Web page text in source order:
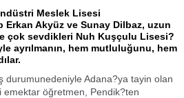
Meslek Lisesi
Akyüz ve Sunay Dilbaz, uzun
çok sevdikleri Nuh Kuşçulu Lisesi?
ayrılmanın, hem mutluluğunu, hem
durumunedeniyle Adana?ya tayin olan
emektar öğretmen, Pendik?ten